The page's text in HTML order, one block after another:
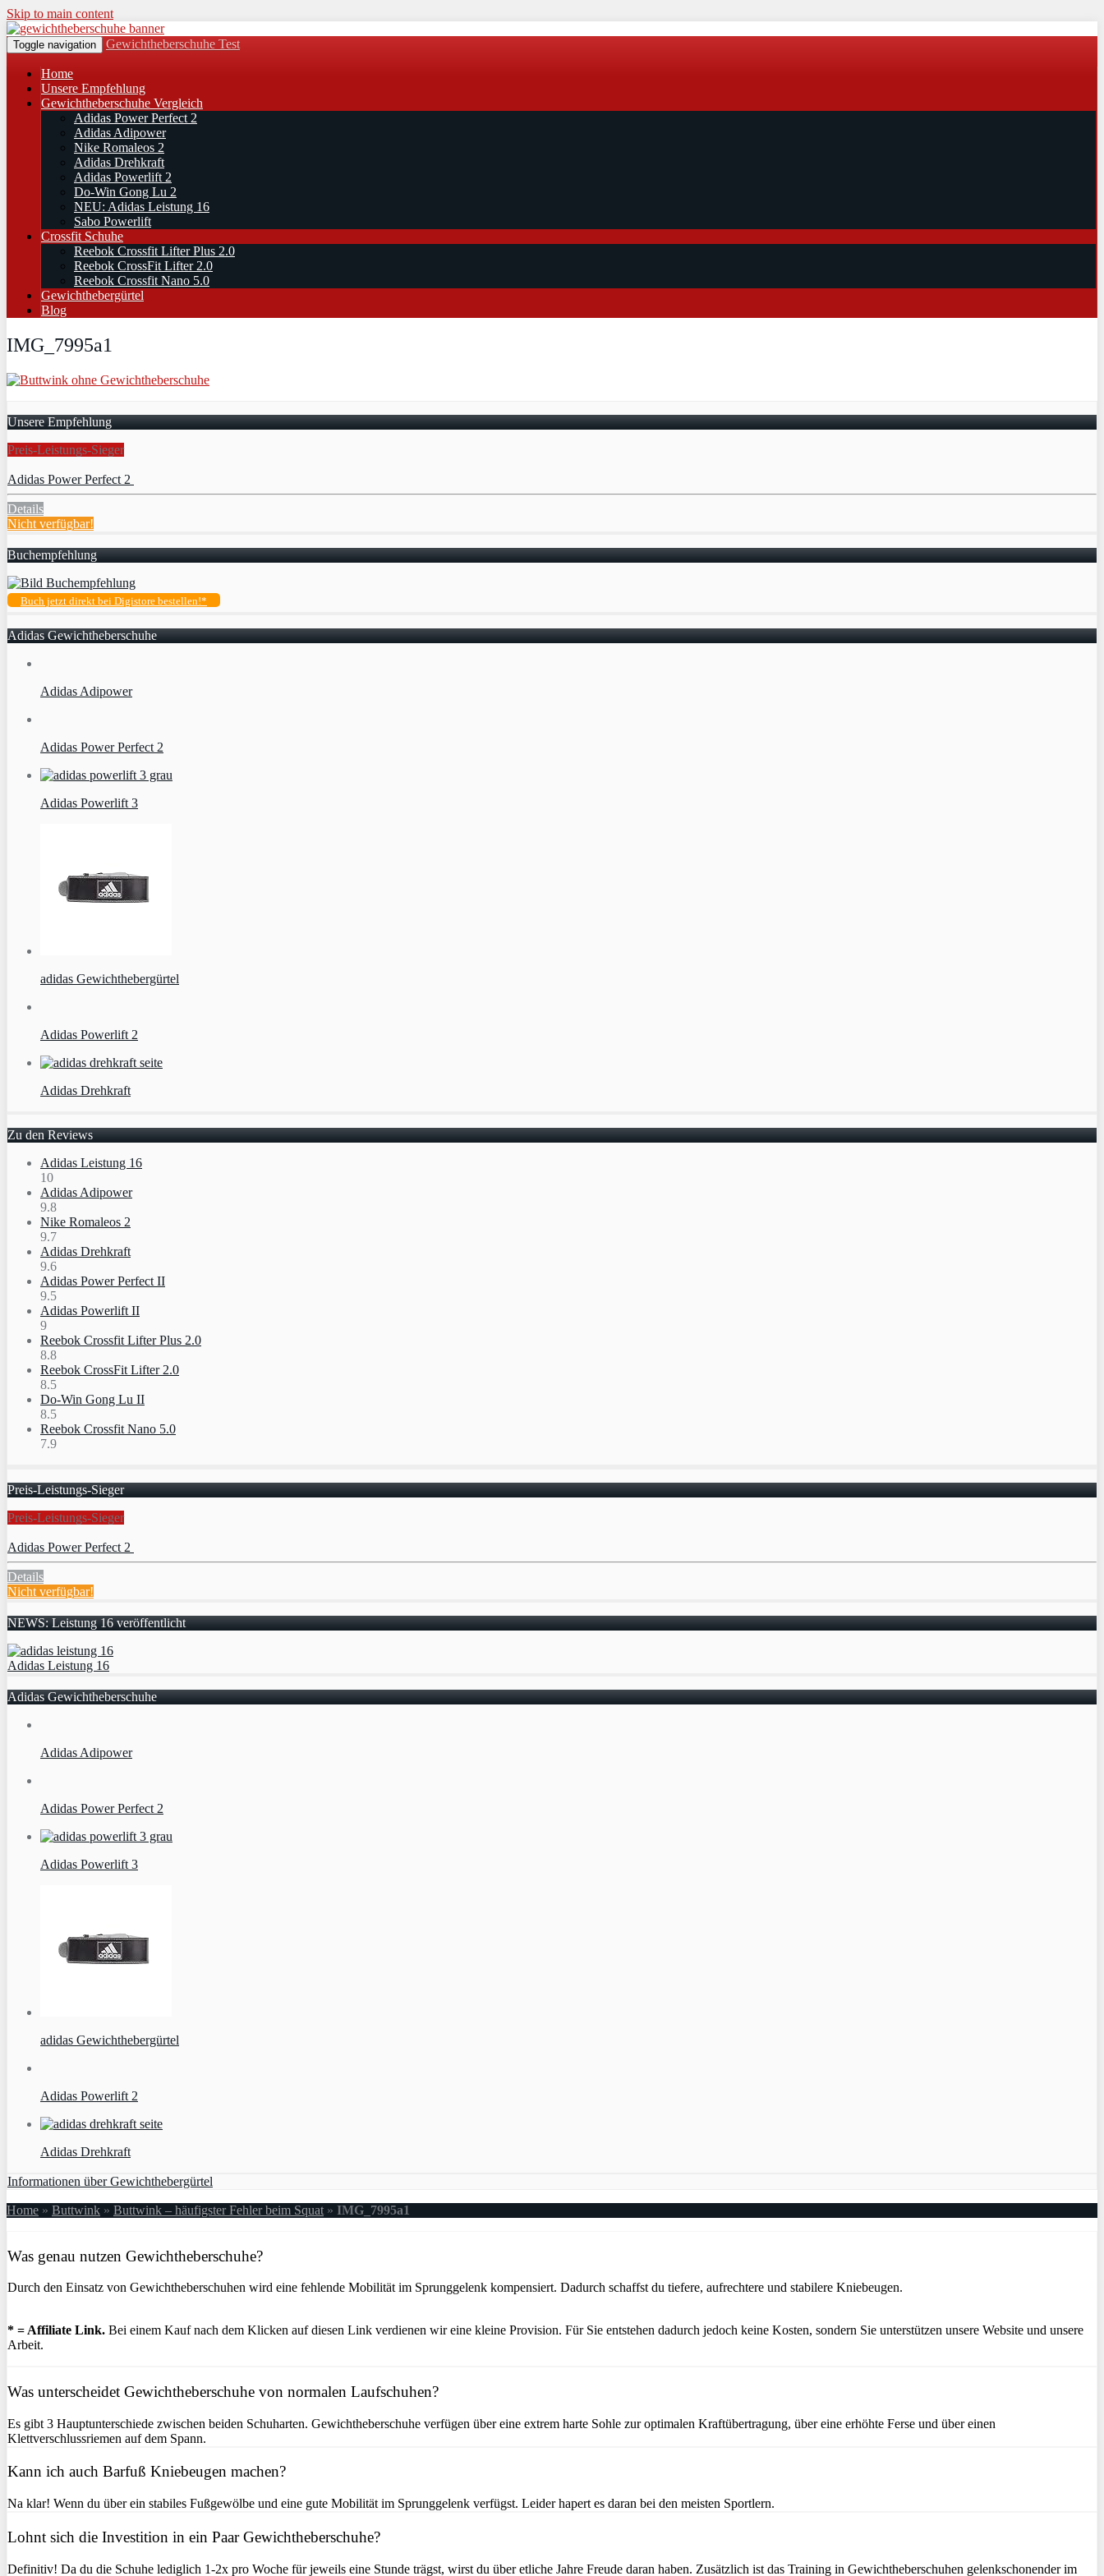
Skip to main content
Toggle navigation Gewichtheberschuhe Test
Home
Unsere Empfehlung
Gewichtheberschuhe Vergleich
Adidas Power Perfect 2
Adidas Adipower
Nike Romaleos 2
Adidas Drehkraft
Adidas Powerlift 2
Do-Win Gong Lu 2
NEU: Adidas Leistung 16
Sabo Powerlift
Crossfit Schuhe
Reebok Crossfit Lifter Plus 2.0
Reebok CrossFit Lifter 2.0
Reebok Crossfit Nano 5.0
Gewichthebergürtel
Blog
IMG_7995a1
Unsere Empfehlung
Preis-Leistungs-Sieger
Adidas Power Perfect 2
Details
Nicht verfügbar!
Buchempfehlung
Buch jetzt direkt bei Digistore bestellen!*
Adidas Gewichtheberschuhe
Adidas Adipower
Adidas Power Perfect 2
Adidas Powerlift 3
adidas Gewichthebergürtel
Adidas Powerlift 2
Adidas Drehkraft
Zu den Reviews
Adidas Leistung 16
10
Adidas Adipower
9.8
Nike Romaleos 2
9.7
Adidas Drehkraft
9.6
Adidas Power Perfect II
9.5
Adidas Powerlift II
9
Reebok Crossfit Lifter Plus 2.0
8.8
Reebok CrossFit Lifter 2.0
8.5
Do-Win Gong Lu II
8.5
Reebok Crossfit Nano 5.0
7.9
Preis-Leistungs-Sieger
Preis-Leistungs-Sieger
Adidas Power Perfect 2
Details
Nicht verfügbar!
NEWS: Leistung 16 veröffentlicht
Adidas Leistung 16
Adidas Gewichtheberschuhe
Adidas Adipower
Adidas Power Perfect 2
Adidas Powerlift 3
adidas Gewichthebergürtel
Adidas Powerlift 2
Adidas Drehkraft
Informationen über Gewichthebergürtel
Home » Buttwink » Buttwink – häufigster Fehler beim Squat » IMG_7995a1
Was genau nutzen Gewichtheberschuhe?
Durch den Einsatz von Gewichtheberschuhen wird eine fehlende Mobilität im Sprunggelenk kompensiert. Dadurch schaffst du tiefere, aufrechtere und stabilere Kniebeugen.
* = Affiliate Link. Bei einem Kauf nach dem Klicken auf diesen Link verdienen wir eine kleine Provision. Für Sie entstehen dadurch jedoch keine Kosten, sondern Sie unterstützen unsere Website und unsere
Arbeit.
Was unterscheidet Gewichtheberschuhe von normalen Laufschuhen?
Es gibt 3 Hauptunterschiede zwischen beiden Schuharten. Gewichtheberschuhe verfügen über eine extrem harte Sohle zur optimalen Kraftübertragung, über eine erhöhte Ferse und über einen
Klettverschlussriemen auf dem Spann.
Kann ich auch Barfuß Kniebeugen machen?
Na klar! Wenn du über ein stabiles Fußgewölbe und eine gute Mobilität im Sprunggelenk verfügst. Leider hapert es daran bei den meisten Sportlern.
Lohnt sich die Investition in ein Paar Gewichtheberschuhe?
Definitiv! Da du die Schuhe lediglich 1-2x pro Woche für jeweils eine Stunde trägst, wirst du über etliche Jahre Freude daran haben. Zusätzlich ist das Training in Gewichtheberschuhen gelenkschonender im